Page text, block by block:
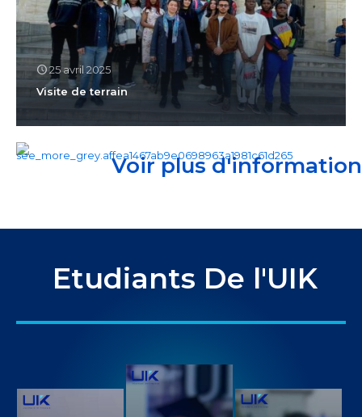
25 avril 2025
Visite de terrain
Voir plus
Etudiants De l'UIK